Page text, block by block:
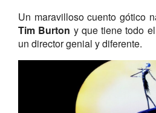
Un maravilloso cuento gótico
Tim Burton y que tiene todo
un director genial y diferente.